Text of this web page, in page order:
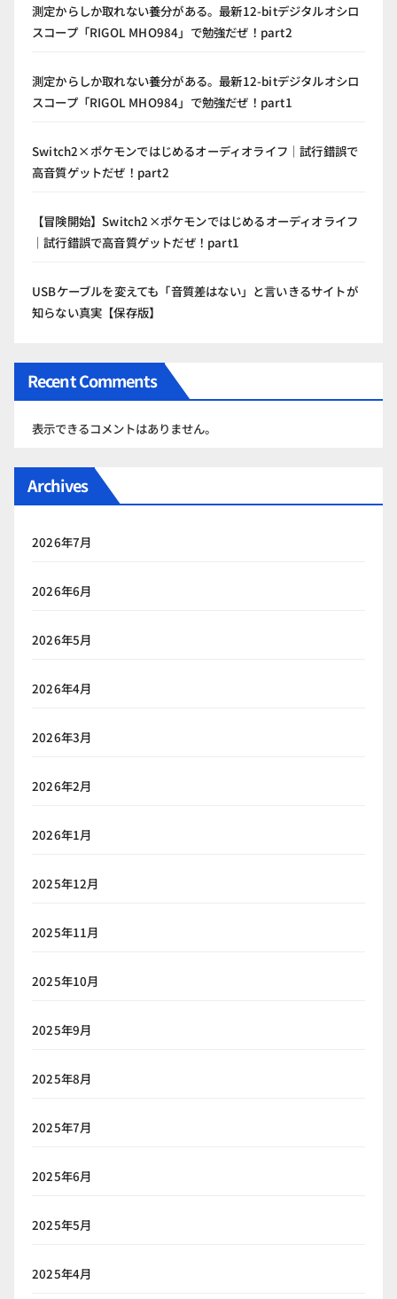
測定からしか取れない養分がある。最新12-bitデジタルオシロ
スコープ「RIGOL MHO984」で勉強だぜ！part2
測定からしか取れない養分がある。最新12-bitデジタルオシロ
スコープ「RIGOL MHO984」で勉強だぜ！part1
Switch2×ポケモンではじめるオーディオライフ｜試行錯誤で
高音質ゲットだぜ！part2
【冒険開始】Switch2×ポケモンではじめるオーディオライフ
｜試行錯誤で高音質ゲットだぜ！part1
USBケーブルを変えても「音質差はない」と言いきるサイトが
知らない真実【保存版】
Recent Comments
表示できるコメントはありません。
Archives
2026年7月
2026年6月
2026年5月
2026年4月
2026年3月
2026年2月
2026年1月
2025年12月
2025年11月
2025年10月
2025年9月
2025年8月
2025年7月
2025年6月
2025年5月
2025年4月